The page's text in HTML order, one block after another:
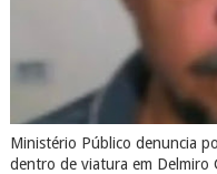
Ministério Público denuncia
dentro de viatura em Delmiro